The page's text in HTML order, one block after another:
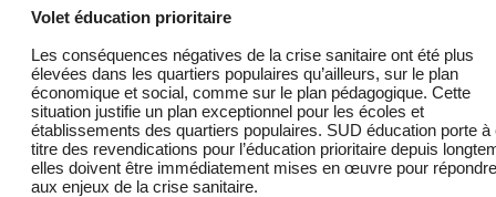
Volet éducation prioritaire
Les conséquences négatives de la crise sanitaire ont été plus
élevées dans les quartiers populaires qu’ailleurs, sur le plan
économique et social, comme sur le plan pédagogique. Cette
situation justifie un plan exceptionnel pour les écoles et
établissements des quartiers populaires. SUD éducation porte à
titre des revendications pour l’éducation prioritaire depuis
elles doivent être immédiatement mises en œuvre pour répondre
aux enjeux de la crise sanitaire.